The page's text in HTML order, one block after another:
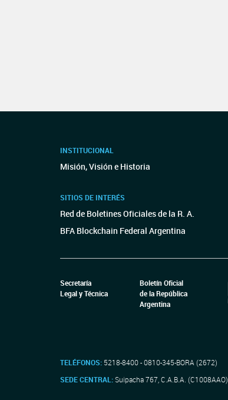
INSTITUCIONAL
Misión, Visión e Historia
SITIOS DE INTERÉS
Red de Boletines Oficiales de la R. A.
BFA Blockchain Federal Argentina
Secretaría
Legal y Técnica
Boletín Oficial
de la República
Argentina
TELÉFONOS: 5218-8400 - 0810-345-BORA (2672)
SEDE CENTRAL:Suipacha 767, C.A.B.A. (C1008AAO)